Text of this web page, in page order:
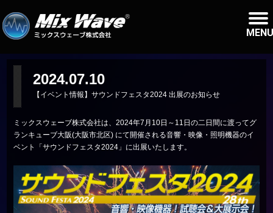
MENU
2024.07.10
【イベント情報】サウンドフェスタ2024 出展のお知らせ
ミックスウェーブ株式会社は、2024年7月10日～11日の二日間に渡ってグ
ランキューブ大阪(大阪市北区) にて開催される音響・映像・照明機器のイ
ベント「サウンドフェスタ2024」に出展いたします。